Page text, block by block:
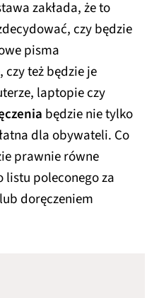
zakłada, że to
czy będzie
pisma
też będzie je
laptopie czy
będzie nie tylko
dla obywateli. Co
prawnie równe
listu poleconego za
doręczeniem